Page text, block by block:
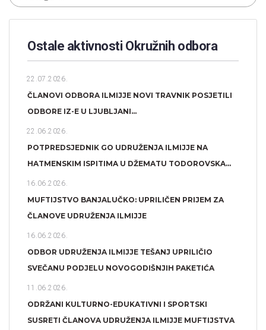
Ostale aktivnosti Okružnih odbora​
22.07.2026.
ČLANOVI ODBORA ILMIJJE NOVI TRAVNIK POSJETILI
ODBORE IZ-E U LJUBLJANI...
22.06.2026.
POTPREDSJEDNIK GO UDRUŽENJA ILMIJJE NA
HATMENSKIM ISPITIMA U DŽEMATU TODOROVSKA...
16.06.2026.
MUFTIJSTVO BANJALUČKO: UPRILIČEN PRIJEM ZA
ČLANOVE UDRUŽENJA ILMIJJE
16.06.2026.
ODBOR UDRUŽENJA ILMIJJE TEŠANJ UPRILIČIO
SVEČANU PODJELU NOVOGODIŠNJIH PAKETIĆA
11.06.2026.
ODRŽANI KULTURNO-EDUKATIVNI I SPORTSKI
SUSRETI ČLANOVA UDRUŽENJA ILMIJJE MUFTIJSTVA